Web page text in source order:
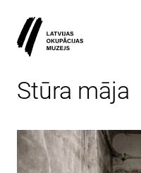
Stūra māja